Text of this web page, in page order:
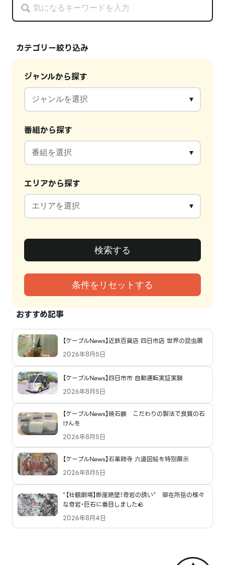
カテゴリー絞り込み
ジャンルから探す
番組から探す
エリアから探す
おすすめ記事
【ケーブルNews】近鉄百貨店 四日市店 世界の昆虫展
2026年8月5日
【ケーブルNews】四日市市 自動運転実証実験
2026年8月5日
【ケーブルNews】暁石鹸 こだわりの製法で良質の石
けんを
2026年8月5日
【ケーブルNews】石薬師寺 六道図絵を特別展示
2026年8月5日
”【壮観劇場】断崖絶壁！奇岩の誘い” 御在所岳の様々
な奇岩・巨石に着目しました🪨
2026年8月4日